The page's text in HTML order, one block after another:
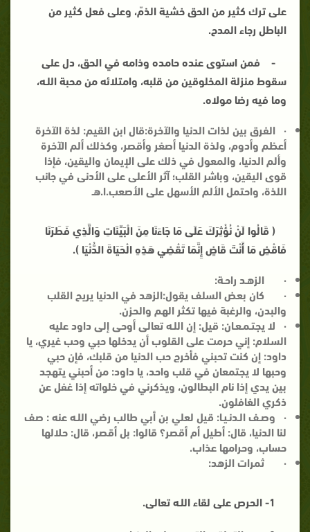
على ترك كثير من الحق خشية الذمّ، وعلى فعل كثير من
الباطل رجاء المدح.
- فمن استوى عنده حامده وذامه في الحق، دل على
سقوط منزلة المخلوقين من قلبه، وامتلائه من محبة اللـه،
وما فيه رضا مولاه.
· الفرق بين لذات الدنيا والآخرة:قال ابن القيم: لذة الآخرة
أعظم وأدوم، ولذة الدنيا أصغر وأقصر، وكذلك ألم الآخرة
وألم الدنيا، والمعول في ذلك على الإيمان واليقين، فإذا
قوى اليقين، وباشر القلب؛ آثر الأعلى على الأدنى في جانب
اللذة، واحتمل الألم الأسهل على الأصعب.ا.هـ
( قَالُوا لَنْ نُؤْثِرَكَ عَلَى مَا جَاءَنَا مِنَ الْبَيِّنَاتِ وَالَّذِي فَطَرَنَا
فَاقْضِ مَا أَنْتَ قَاضٍ إِنَّمَا تَقْضِي هَذِهِ الْحَيَاةَ الدُّنْيَا ).
· الزهـد راحـة:
· كان بعض السلف يقول:الزهد في الدنيا يريح القلب
والبدن، والرغبة فيها تكثر الهم والحزن.
· لا يجتـمـعـان: قيل: إن اللـه تعالى أوحى إلى داود عليه
السلام: إني حرمت على القلوب أن يدخلها حبي وحب غيري، يا
داود: إن كنت تحبني فأخرج حب الدنيا من قلبك، فإن حبي
وحبها لا يجتمعان في قلب واحد، يا داود: من أحبني يتهجد
بين يدي إذا نام البطالون، ويذكرني في خلواته إذا غفل عن
ذكري الغافلون.
· وصـف الـدنـيـا: قيل لعلي بن أبي طالب رضي اللـه عنه : صف
لنا الدنيا، قال: أطيل أم أقصر؟ قالوا: بل أقصر، قال: حلالها
حساب، وحرامها عذاب.
· ثمرات الزهد:
1- الحرص على لقاء اللـه تعالى.